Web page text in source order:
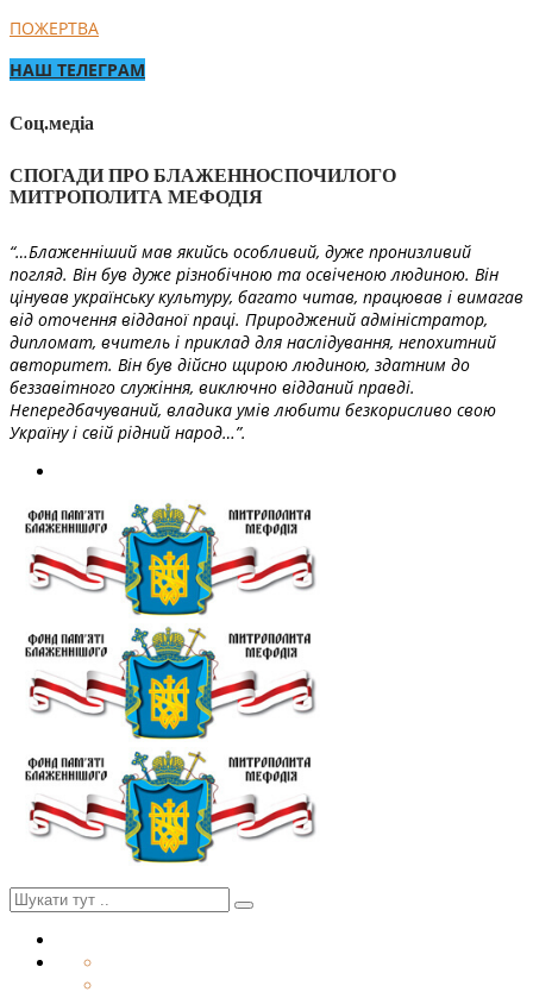
ПОЖЕРТВА
НАШ ТЕЛЕГРАМ
Соц.медіа
СПОГАДИ ПРО БЛАЖЕННОСПОЧИЛОГО
МИТРОПОЛИТА МЕФОДІЯ
“…Блаженніший мав якийсь особливий, дуже пронизливий
погляд. Він був дуже різнобічною та освіченою людиною. Він
цінував українську культуру, багато читав, працював і вимагав
від оточення відданої праці. Природжений адміністратор,
дипломат, вчитель і приклад для наслідування, непохитний
авторитет. Він був дійсно щирою людиною, здатним до
беззавітного служіння, виключно відданий правді.
Непередбачуваний, владика умів любити безкорисливо свою
Україну і свій рідний народ…”.